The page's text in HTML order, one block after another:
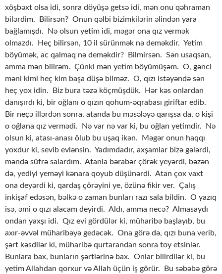
xöşbəxt olsa idi, sonra döyüşə getsə idi, mən onu qəhraman
bilərdim. Bilirsən? Onun qəlbi bizimkilərin əlindən yara
bağlamışdı. Nə olsun yetim idi, məgər ona qız vermək
olmazdı. Heç bilirsən, 10 il sürünmək nə deməkdir. Yetim
böyümək, ac qalmaq nə deməkdir? Bilmirsən. Sən usaqsan,
amma mən bilirəm. Çünki mən yetim böyümüşəm. O, gənci
məni kimi heç kim başa düşə bilməz. O, qızı istəyəndə sən
heç yox idin. Biz bura təzə köçmüşdük. Hər kəs onlardan
danışırdı ki, bir oğlanı o qızın qohum-əqrabası giriftar edib.
Bir neçə illərdən sonra, atanda bu məsələyə qarışsa da, o kişi
o oğlana qız vermədi. Nə var nə var ki, bu oğlan yetimdir. Nə
olsun ki, atası-anası ölub bu uşaq ikən. Məgər onun haqqı
yoxdur ki, sevib evlənsin. Yadımdadır, axşamlar bizə gələrdi,
məndə süfrə salardım. Atanla bərabər çörək yeyərdi, bəzən
də, yediyi yeməyi kənara qoyub düşünərdi. Atan çox vaxt
ona deyərdi ki, qardaş çörəyini ye, özünə fikir ver. Çalış
inkişaf edəsən, bəlkə o zaman bunları razı sala bildin. O yazıq
isə, əmi o qızı alacam deyirdi. Aldı, amma necə? Almasaydı
ondan yaxşı idi. Qız evi gördülər ki, müharibə başlayıb, bu
axır-əvvəl müharibəyə gedəcək. Ona görə də, qızı buna verib,
şərt kəsdilər ki, müharibə qurtarandan sonra toy etsinlər.
Bunlara bax, bunların şərtlərinə bax. Onlar bilirdilər ki, bu
yetim Allahdan qorxur və Allah üçün iş görür. Bu səbəbə görə